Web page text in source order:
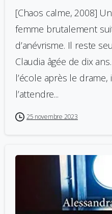
[Chaos calme, 2008]
femme brutalement
d’anévrisme. Il reste
Claudia âgée de dix
l’école après le
l’attendre...
25 novembre 2023